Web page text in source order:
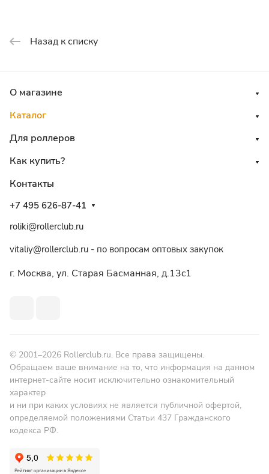
Назад к списку
О магазине
Каталог
Для роллеров
Как купить?
Контакты
+7 495 626-87-41
roliki@rollerclub.ru
vitaliy@rollerclub.ru - по вопросам оптовых закупок
г. Москва, ул. Старая Басманная, д.13c1
© 2001–2026 Rollerclub.ru. Все права защищены.
Обращаем ваше внимание на то, что информация на данном
интернет-сайте носит исключительно ознакомительный
характер
и ни при каких условиях не является публичной офертой,
определяемой положениями Статьи 437 Гражданского
кодекса РФ.